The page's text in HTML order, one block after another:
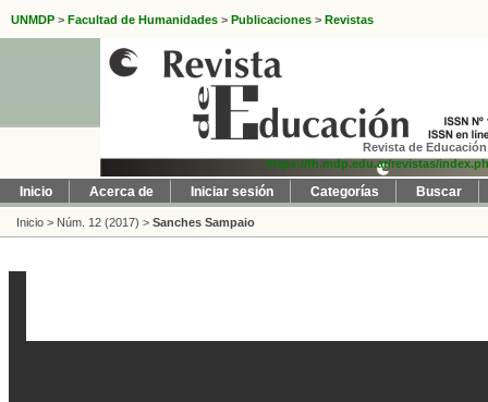
UNMDP > Facultad de Humanidades > Publicaciones > Revistas
Revista de
https://fh.mdp.edu.ar/revistas/
Inicio Acerca de Iniciar sesión Categorías Buscar
Inicio > Núm. 12 (2017) > Sanches Sampaio